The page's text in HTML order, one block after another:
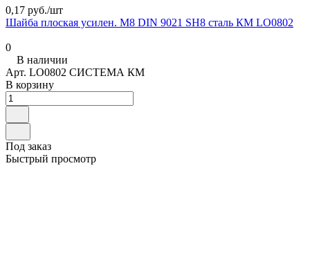
0,17 руб./шт
Шайба плоская усилен. М8 DIN 9021 SH8 сталь КМ LO0802
0
В наличии
Арт. LO0802 СИСТЕМА КМ
В корзину
Под заказ
Быстрый просмотр